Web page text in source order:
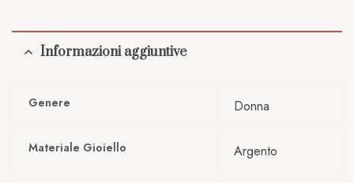
Informazioni aggiuntive
Genere Donna
Materiale Gioiello Argento